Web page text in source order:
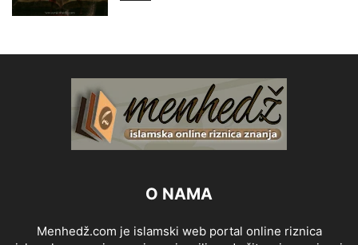
O NAMA
Menhedž.com je islamski web portal online riznica